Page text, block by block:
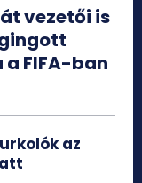
vezetői is
FIFA-ban
az